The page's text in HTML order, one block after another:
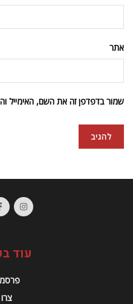
אתר
שמור בדפדפן זה את השם, האימייל
עוד